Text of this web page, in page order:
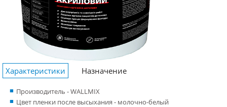
Характеристики Назначение
Производитель - WALLMIX
Цвет пленки после высыхания - молочно-белый